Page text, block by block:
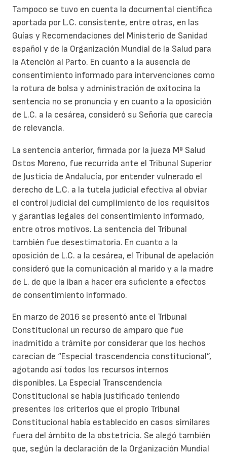
Tampoco se tuvo en cuenta la documental científica
aportada por L.C. consistente, entre otras, en las
Guías y Recomendaciones del Ministerio de Sanidad
español y de la Organización Mundial de la Salud para
la Atención al Parto. En cuanto a la ausencia de
consentimiento informado para intervenciones como
la rotura de bolsa y administración de oxitocina la
sentencia no se pronuncia y en cuanto a la oposición
de L.C. a la cesárea, consideró su Señoría que carecía
de relevancia.
La sentencia anterior, firmada por la jueza Mª Salud
Ostos Moreno, fue recurrida ante el Tribunal Superior
de Justicia de Andalucía, por entender vulnerado el
derecho de L.C. a la tutela judicial efectiva al obviar
el control judicial del cumplimiento de los requisitos
y garantías legales del consentimiento informado,
entre otros motivos. La sentencia del Tribunal
también fue desestimatoria. En cuanto a la
oposición de L.C. a la cesárea, el Tribunal de apelación
consideró que la comunicación al marido y a la madre
de L. de que la iban a hacer era suficiente a efectos
de consentimiento informado.
En marzo de 2016 se presentó ante el Tribunal
Constitucional un recurso de amparo que fue
inadmitido a trámite por considerar que los hechos
carecían de “Especial trascendencia constitucional”,
agotando así todos los recursos internos
disponibles. La Especial Transcendencia
Constitucional se había justificado teniendo
presentes los criterios que el propio Tribunal
Constitucional había establecido en casos similares
fuera del ámbito de la obstetricia. Se alegó también
que, según la declaración de la Organización Mundial